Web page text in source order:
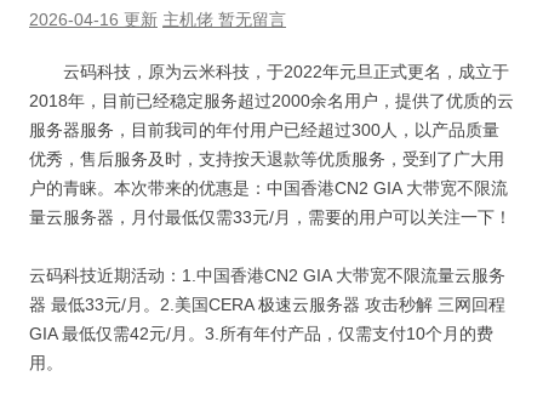
2026-04-16 更新 主机佬 暂无留言
云码科技，原为云米科技，于2022年元旦正式更名，成立于
2018年，目前已经稳定服务超过2000余名用户，提供了优质的云
服务器服务，目前我司的年付用户已经超过300人，以产品质量
优秀，售后服务及时，支持按天退款等优质服务，受到了广大用
户的青睐。本次带来的优惠是：中国香港CN2 GIA 大带宽不限流
量云服务器，月付最低仅需33元/月，需要的用户可以关注一下！
云码科技近期活动：1.中国香港CN2 GIA 大带宽不限流量云服务
器 最低33元/月。2.美国CERA 极速云服务器 攻击秒解 三网回程
GIA 最低仅需42元/月。3.所有年付产品，仅需支付10个月的费
用。